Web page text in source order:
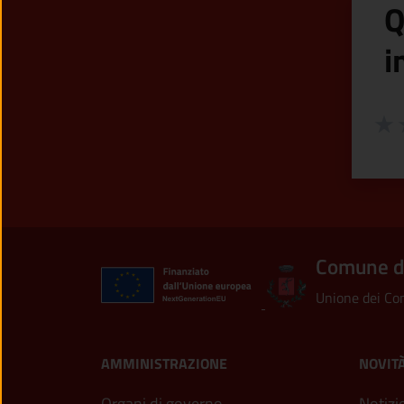
Comune
Unione dei
AMMINISTRAZIONE